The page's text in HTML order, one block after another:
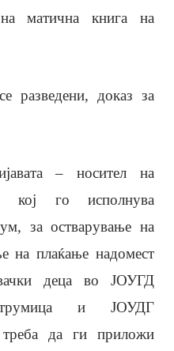
матична книга на
разведени, доказ за
– носител на
кој го исполнува
за остварување на
на плаќање надомест
деца во ЈОУГД
и ЈОУДГ
да ги приложи